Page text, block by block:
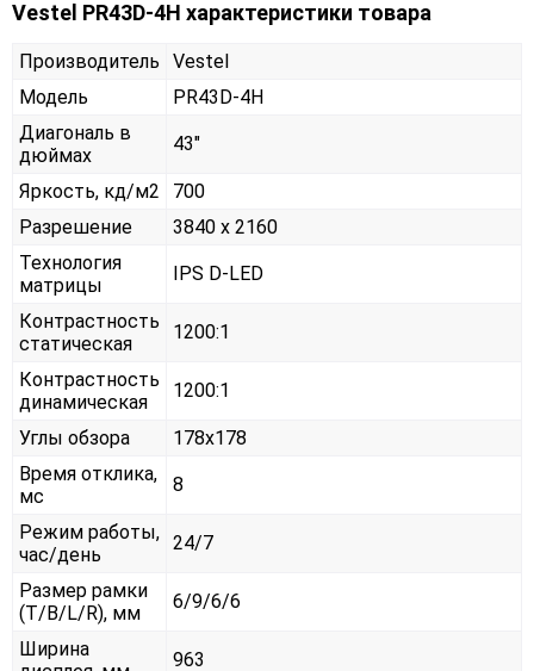
Vestel PR43D-4H характеристики товара
Производитель
Vestel
Модель
PR43D-4H
Диагональ в
дюймах
43"
Яркость, кд/м2
700
Разрешение
3840 x 2160
Технология
матрицы
IPS D-LED
Контрастность
статическая
1200:1
Контрастность
динамическая
1200:1
Углы обзора
178x178
Время отклика,
мс
8
Режим работы,
час/день
24/7
Размер рамки
(T/B/L/R), мм
6/9/6/6
Ширина
963